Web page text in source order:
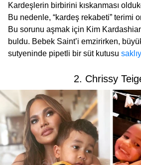
Kardeşlerin birbirini kıskanması
Bu nedenle, “kardeş rekabeti” terimi
Bu sorunu aşmak için Kim
buldu. Bebek Saint’i emzirirken,
sutyeninde pipetli bir süt kutusu
2. Chrissy